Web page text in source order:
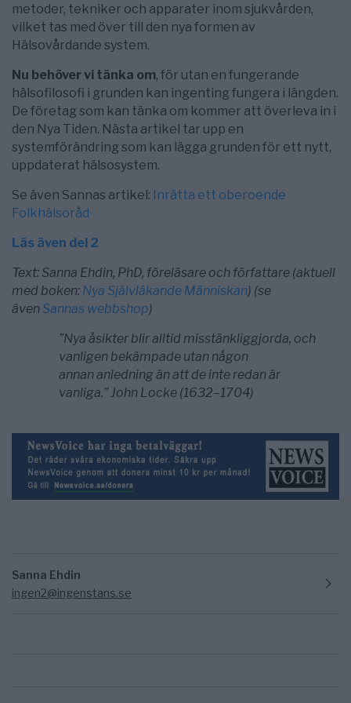
metoder, tekniker och apparater inom sjukvården,
vilket tas med över till den nya formen av
Hälsovårdande system.
Nu behöver vi tänka om, för utan en fungerande
hälsofilosofi i grunden kan ingenting fungera i längden.
De företag som kan tänka om kommer att överleva in i
den Nya Tiden. Nästa artikel tar upp en
systemförändring som kan lägga grunden för ett nytt,
uppdaterat hälsosystem.
Se även Sannas artikel: Inrätta ett oberoende
Folkhälsoråd
Läs även del 2
Text: Sanna Ehdin, PhD, föreläsare och författare (aktuell
med boken: Nya Självläkande Människan) (se
även Sannas webbshop)
”Nya åsikter blir alltid misstänkliggjorda, och
vanligen bekämpade utan någon
annananledning än att de inte redan är
vanliga.” John Locke (1632–1704)
Sanna Ehdin
ingen2@ingenstans.se